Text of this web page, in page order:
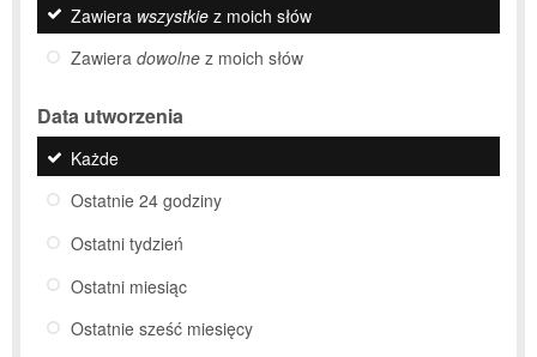
Zawiera wszystkie z moich słów
Zawiera dowolne z moich słów
Data utworzenia
Każde
Ostatnie 24 godziny
Ostatni tydzień
Ostatni miesiąc
Ostatnie sześć miesięcy